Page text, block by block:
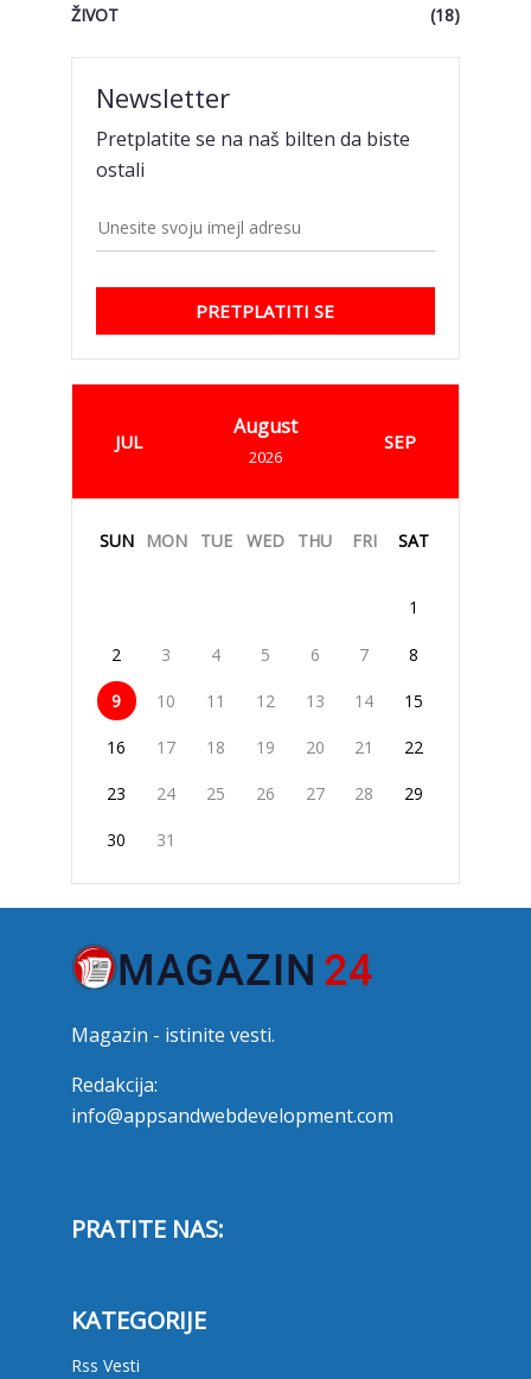
ŽIVOT
(18)
Newsletter
Pretplatite se na naš bilten da biste
ostali
PRETPLATITI SE
JUL
August
2026
SEP
SUN MON TUE WED THU FRI SAT
1
2 3 4 5 6 7 8
9 10 11 12 13 14 15
16 17 18 19 20 21 22
23 24 25 26 27 28 29
30 31
Magazin - istinite vesti.
Redakcija:
info@appsandwebdevelopment.com
PRATITE NAS:
KATEGORIJE
Rss Vesti